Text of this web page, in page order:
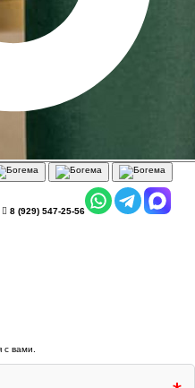
8 (929) 547-25-56
вами.